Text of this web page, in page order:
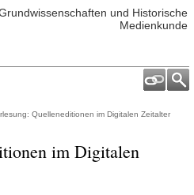
und Historische
Medienkunde
Quelleneditionen im Digitalen Zeitalter
im Digitalen